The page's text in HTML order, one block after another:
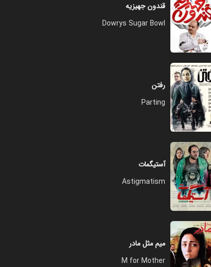
قندون جهیزیه
Dowrys Sugar Bowl
رفتن
Parting
آستیگمات
Astigmatism
میم مثل مادر
M for Mother